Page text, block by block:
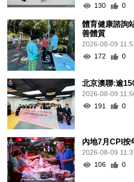
130
0
體育健康諮詢
善體質
2026-08-09
172
0
北京澳聯:逾
2026-08-09
191
0
內地7月CPI按
2026-08-09
106
0